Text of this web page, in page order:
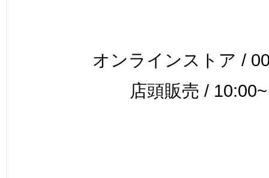
オンラインストア /
店頭販売 / 10:00~